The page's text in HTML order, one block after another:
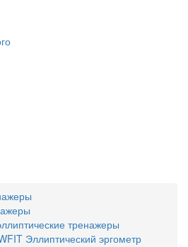
тренажеры
Эллиптический эргометр